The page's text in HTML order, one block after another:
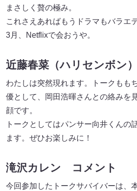
まさしく贅の極み。
これさえあればもうドラマもバラエ
3月、Netflixで会おうや。
近藤春菜（ハリセンボン
わたしは突然現れます。トークもも
優として、岡田浩暉さんとの絡みを
顔です。
トークとしてはパンサー向井くんの
ます。ぜひお楽しみに！
滝沢カレン コメント
今回参加したトークサバイバーは、